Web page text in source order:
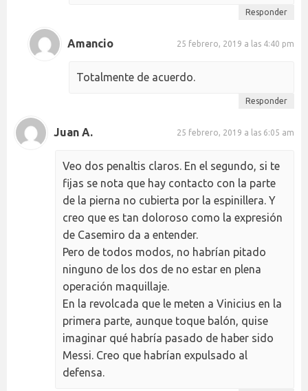
Responder
Amancio 25 febrero, 2019 a las 4:40 pm
Totalmente de acuerdo.
Responder
Juan A. 25 febrero, 2019 a las 6:05 am
Veo dos penaltis claros. En el segundo, si te
fijas se nota que hay contacto con la parte
de la pierna no cubierta por la espinillera. Y
creo que es tan doloroso como la expresión
de Casemiro da a entender.
Pero de todos modos, no habrían pitado
ninguno de los dos de no estar en plena
operación maquillaje.
En la revolcada que le meten a Vinicius en la
primera parte, aunque toque balón, quise
imaginar qué habría pasado de haber sido
Messi. Creo que habrían expulsado al
defensa.